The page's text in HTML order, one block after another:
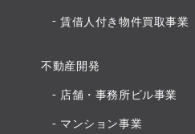
賃借人付き物件買取事業
不動産開発
店舗・事務所ビル事業
マンション事業